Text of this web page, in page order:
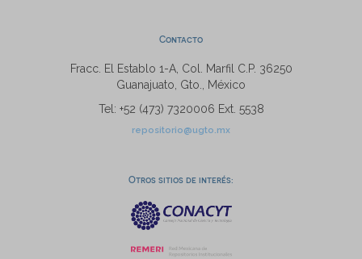
Contacto
Fracc. El Establo 1-A, Col. Marfil C.P. 36250
Guanajuato, Gto., México
Tel: +52 (473) 7320006 Ext. 5538
repositorio@ugto.mx
Otros sitios de interés: